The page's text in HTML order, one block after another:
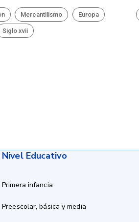
Mercantilismo Europa
Siglo xvii
Nivel Educativo
Primera infancia
Preescolar, básica y media